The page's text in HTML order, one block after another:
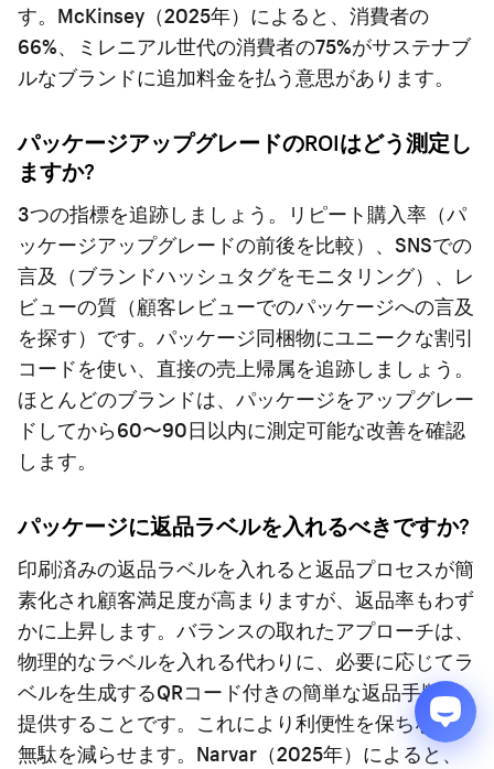
す。McKinsey（2025年）によると、消費者の
66%、ミレニアル世代の消費者の75%がサステナブ
ルなブランドに追加料金を払う意思があります。
パッケージアップグレードのROIはどう測定し
ますか?
3つの指標を追跡しましょう。リピート購入率（パ
ッケージアップグレードの前後を比較）、SNSでの
言及（ブランドハッシュタグをモニタリング）、レ
ビューの質（顧客レビューでのパッケージへの言及
を探す）です。パッケージ同梱物にユニークな割引
コードを使い、直接の売上帰属を追跡しましょう。
ほとんどのブランドは、パッケージをアップグレー
ドしてから60〜90日以内に測定可能な改善を確認
します。
パッケージに返品ラベルを入れるべきですか?
印刷済みの返品ラベルを入れると返品プロセスが簡
素化され顧客満足度が高まりますが、返品率もわず
かに上昇します。バランスの取れたアプローチは、
物理的なラベルを入れる代わりに、必要に応じてラ
ベルを生成するQRコード付きの簡単な返品手順を
提供することです。これにより利便性を保ちながら
無駄を減らせます。Narvar（2025年）によると、